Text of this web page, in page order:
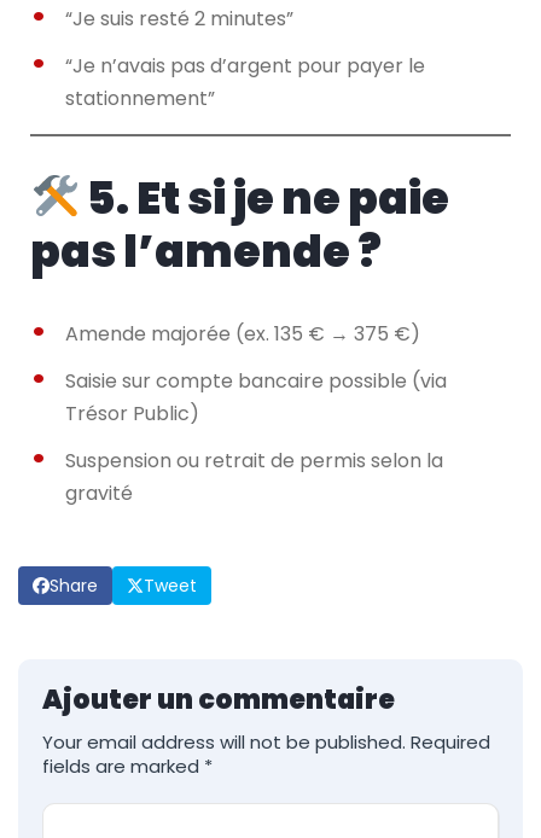
“Je suis resté 2 minutes”
“Je n’avais pas d’argent pour payer le
stationnement”
5. Et si je ne paie
pas l’amende ?
Amende majorée (ex. 135 € → 375 €)
Saisie sur compte bancaire possible (via
Trésor Public)
Suspension ou retrait de permis selon la
gravité
Share Tweet
Ajouter un commentaire
Your email address will not be published. Required
fields are marked *